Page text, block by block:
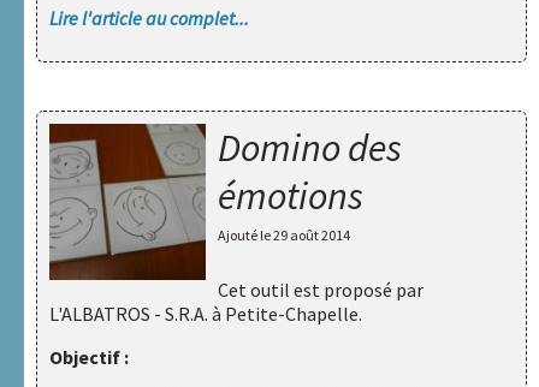
Lire l'article au complet...
Domino des
émotions
Ajouté le29 août 2014
Cet outil est proposé par
L'ALBATROS - S.R.A. à Petite-Chapelle.
Objectif :